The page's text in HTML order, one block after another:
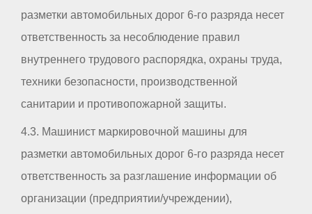
разметки автомобильных дорог 6-го разряда несет
ответственность за несоблюдение правил
внутреннего трудового распорядка, охраны труда,
техники безопасности, производственной
санитарии и противопожарной защиты.
4.3. Машинист маркировочной машины для
разметки автомобильных дорог 6-го разряда несет
ответственность за разглашение информации об
организации (предприятии/учреждении),